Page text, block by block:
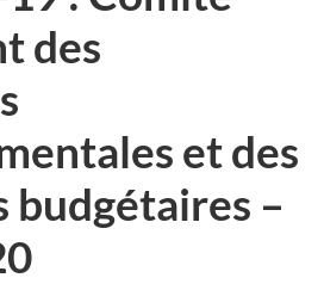
des
et des
budgétaires –